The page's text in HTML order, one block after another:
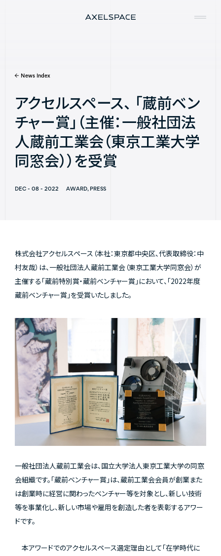
News Index
アクセルスペース、 「蔵前ベン
チャー賞」（主催：一般社団法
人蔵前工業会（東京工業大学
同窓会））を受賞
DEC - 08 - 2022 AWARD, PRESS
株式会社アクセルスペース（本社：東京都中央区、代表取締役：中
村友哉）は、一般社団法人蔵前工業会（東京工業大学同窓会）が
主催する「蔵前特別賞・蔵前ベンチャー賞」において、「2022年度
蔵前ベンチャー賞」を受賞いたしました。
一般社団法人蔵前工業会は、国立大学法人東京工業大学の同窓
会組織です。「蔵前ベンチャー賞」は、蔵前工業会会員が創業また
は創業時に経営に関わったベンチャー等を対象とし、新しい技術
等を事業化し、新しい市場や雇用を創造した者を表彰するアワー
ドです。
本アワードでのアクセルスペース選定理由として「在学時代に
News
Services
Missions